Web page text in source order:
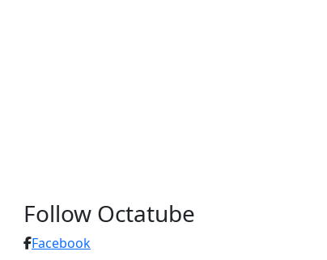
Follow Octatube
Facebook